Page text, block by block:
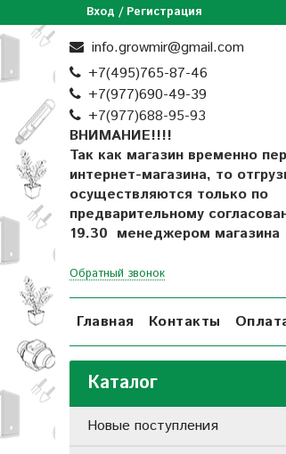
Вход / Регистрация
info.growmir@gmail.com
+7(495)765-87-46
+7(977)690-49-39
+7(977)688-95-93
ВНИМАНИЕ!!!!
Так как магазин временно
интернет-магазина, то
осуществляются только по
предварительному
19.30 менеджером магазина
Обратный звонок
Главная Контакты
Каталог
Новые поступления